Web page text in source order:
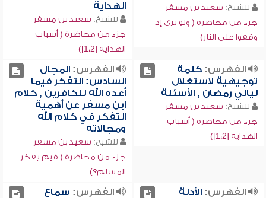
للشيخ: سعيد بن مسفر
جزء من محاضرة ( ولو ترى إذ
وقفوا على النار)
الهداية
للشيخ: سعيد بن مسفر
جزء من محاضرة ( أسباب
الهداية [1،2])
الفهرس:كلمة
توجيهية لاستغلال
ليالي رمضان , الأسئلة
للشيخ: سعيد بن مسفر
جزء من محاضرة ( أسباب
الهداية [1،2])
الفهرس:المجال
السادس: التفكر فيما
أعده الله للكافرين , كلام
ابن مسفر عن أهمية
التفكر في كلام الله
ومجالاته
للشيخ: سعيد بن مسفر
جزء من محاضرة ( فيم يفكر
المسلم؟)
الفهرس:الأدلة
الفهرس: سماع